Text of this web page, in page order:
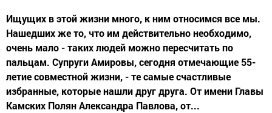
Ищущих в этой жизни много, к ним относимся все мы.
Нашедших же то, что им действительно необходимо,
очень мало - таких людей можно пересчитать по
пальцам. Супруги Амировы, сегодня отмечающие 55-
летие совместной жизни, - те самые счастливые
избранные, которые нашли друг друга. От имени Главы
Камских Полян Александра Павлова, от...